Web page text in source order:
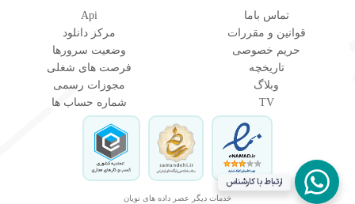
ارتباط با کارشناس
کارشناس مشاوره و فروش
جهت ارتباط در پیامرسان بله کلیک کنید
تماس تلفنی با کارشناس فروش
09031094646
90000262
021-88954192
ذخیره در مخاطبین
ذخیره کنید شماره مون یادتون نره!
تماس باما
قوانین و مقررات
حریم خصوصی
تاریخچه
وبلاگ
TV
Api
مرکز دانلود
وضعیت سرورها
فرصت های شغلی
مجوزات رسمی
شماره حساب ها
خدمات دیگر عصر داده های نویان